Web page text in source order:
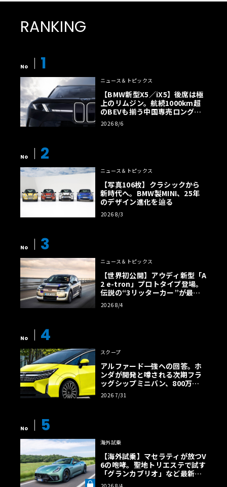
RANKING
No 1
ニュース＆トピックス
【BMW新型X5／iX5】後席は極
上のリムジン。航続1000km超
のBEVも揃う中国専売ロング仕
様の全貌
2026 8/6
No 2
ニュース＆トピックス
【写真106枚】クラシックから
新時代へ。BMW製MINI、25年
のデザイン進化を辿る
2026 8/3
No 3
ニュース＆トピックス
【世界初公開】アウディ新型「A
2 e-tron」プロトタイプ登場。
伝説の“3リッターカー”が最高
効率エントリーBEVとして復活
【画像38枚】
2026 8/4
No 4
スクープ
アルファード一強への回答。ホ
ンダが開発と噂される次期フラ
ッグシップミニバン、800万円
超の勝算【予想CG】
2026 7/31
No 5
海外試乗
【海外試乗】マセラティが放つV
6の咆哮。聖地トリエステで試す
「グランカブリオ」など最新ト
ロフェオ3台の官能評価《LE VO